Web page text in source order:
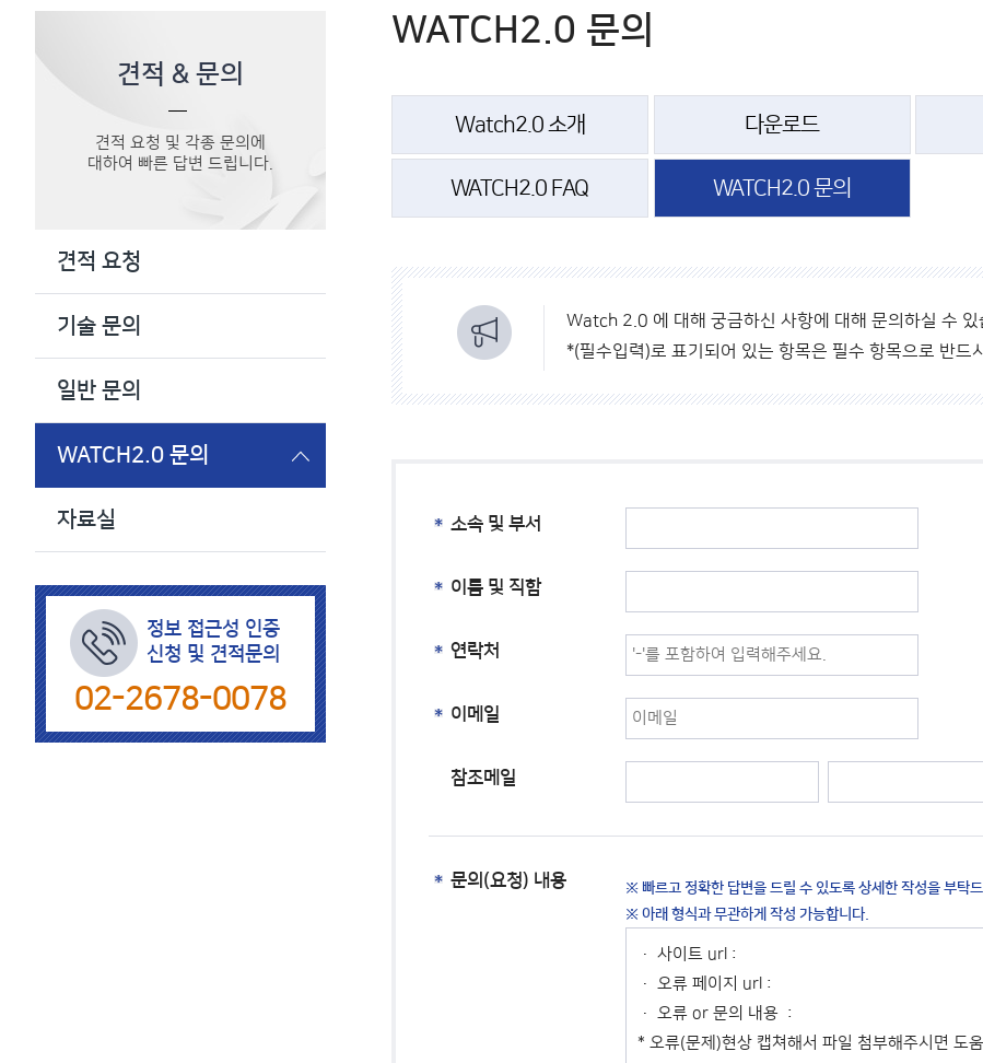
견적 & 문의
견적 요청 및 각종 문의에
대하여 빠른 답변 드립니다.
견적 요청
기술 문의
일반 문의
WATCH2.0 문의
자료실
정보 접근성 인증
신청 및 견적문의
02-2678-0078
WATCH2.0 문의
Watch2.0 소개 다운로드
WATCH2.0 FAQ WATCH2.0 문의
Watch 2.0 에 대해 궁금하신 사항에 대해 문의하실 수 있
*(필수입력)로 표기되어 있는 항목은 필수 항목으로 반드
소속 및 부서
이름 및 직함
연락처
이메일
참조메일
문의(요청) 내용
※ 빠르고 정확한 답변을 드릴 수 있도록 상세한 작성을 부탁드
※ 아래 형식과 무관하게 작성 가능합니다.